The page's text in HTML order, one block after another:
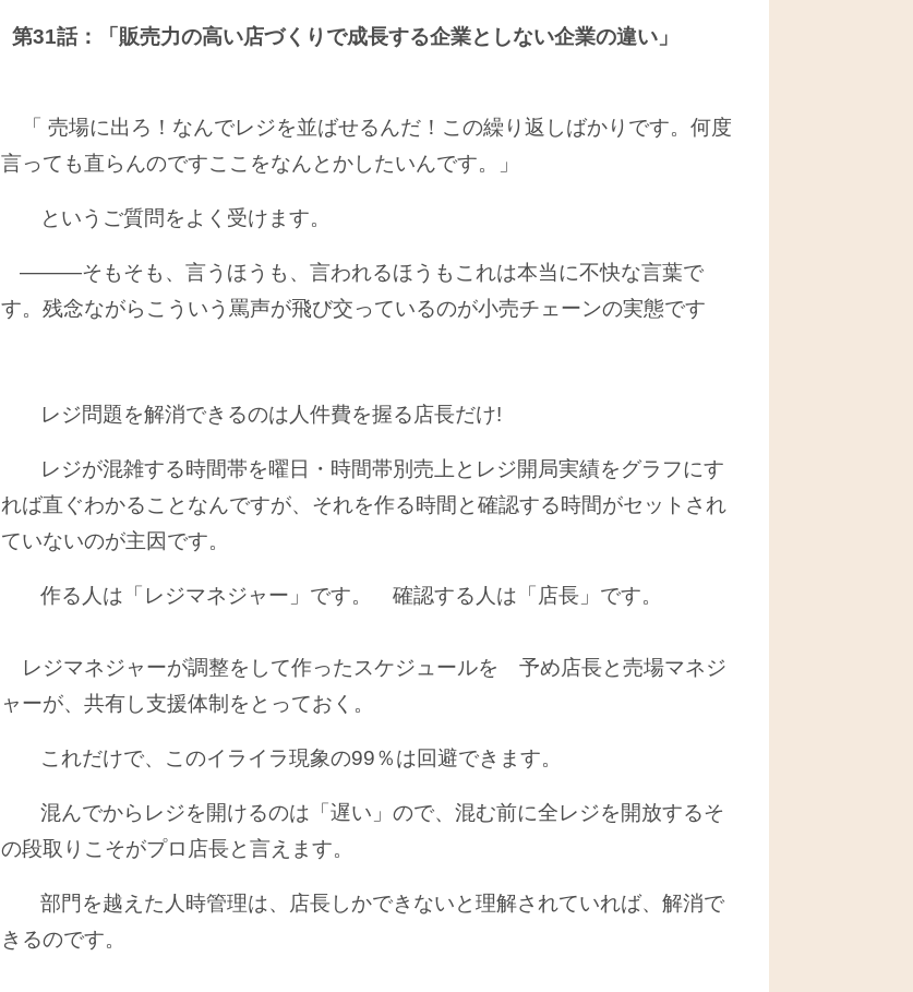
第31話：「販売力の高い店づくりで成長する企業としない企業の違い」
「 売場に出ろ！なんでレジを並ばせるんだ！この繰り返しばかりです。何度
言っても直らんのですここをなんとかしたいんです。」
というご質問をよく受けます。
———そもそも、言うほうも、言われるほうもこれは本当に不快な言葉で
す。残念ながらこういう罵声が飛び交っているのが小売チェーンの実態です
レジ問題を解消できるのは人件費を握る店長だけ!
レジが混雑する時間帯を曜日・時間帯別売上とレジ開局実績をグラフにす
れば直ぐわかることなんですが、それを作る時間と確認する時間がセットされ
ていないのが主因です。
作る人は「レジマネジャー」です。 確認する人は「店長」です。
レジマネジャーが調整をして作ったスケジュールを 予め店長と売場マネジ
ャーが、共有し支援体制をとっておく。
これだけで、このイライラ現象の99％は回避できます。
混んでからレジを開けるのは「遅い」ので、混む前に全レジを開放するそ
の段取りこそがプロ店長と言えます。
部門を越えた人時管理は、店長しかできないと理解されていれば、解消で
きるのです。